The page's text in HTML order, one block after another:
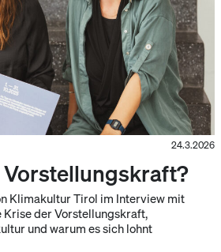
24.3.2026
Vorstellungskraft?
Klimakultur Tirol im Interview mit
der Vorstellungskraft,
und warum es sich lohnt